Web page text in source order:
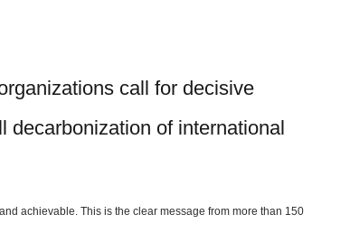
call for decisive
decarbonization of international
achievable. This is the clear message from more than 150